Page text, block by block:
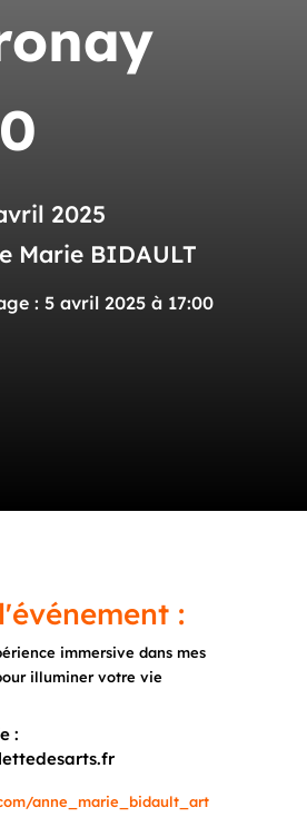
2025
Marie BIDAULT
: 5 avril 2025 à 17:00
:
immersive dans mes
illuminer votre vie
:
anne_marie_bidault_art